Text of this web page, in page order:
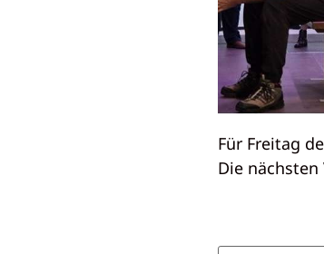
Für Freitag
Die